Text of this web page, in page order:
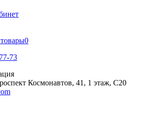
0
73
Космонавтов, 41, 1 этаж, С20